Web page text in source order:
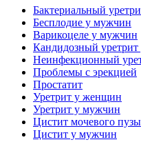
Бактериальный
Бесплодие у мужчин
Варикоцеле у мужчин
Кандидозный
Неинфекционный
Проблемы с эрекцией
Простатит
Уретрит у женщин
Уретрит у мужчин
Цистит мочевого
Цистит у мужчин